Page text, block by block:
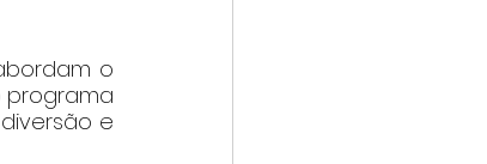
o
programa
e